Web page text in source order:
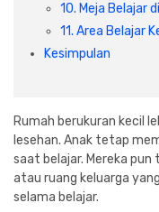
10. Meja Belajar
11. Area Belajar
Kesimpulan
Rumah berukuran kecil
lesehan. Anak tetap
saat belajar. Mereka
atau ruang keluarga
selama belajar.